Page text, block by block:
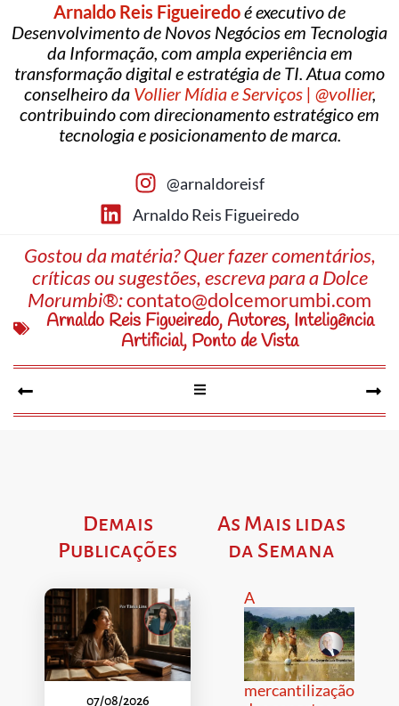
Arnaldo Reis Figueiredoé executivo de
Desenvolvimento de Novos Negócios em Tecnologia
da Informação, com ampla experiência em
transformação digital e estratégia de TI. Atua como
conselheiro da Vollier Mídia e Serviços | @vollier,
contribuindo com direcionamento estratégico em
tecnologia e posicionamento de marca.
@arnaldoreisf
Arnaldo Reis Figueiredo
Gostou da matéria? Quer fazer comentários,
críticas ou sugestões, escreva para a Dolce
Morumbi®:contato@dolcemorumbi.com
Arnaldo Reis Figueiredo,Autores, Inteligência
Artificial, Ponto de Vista
Demais
Publicações
07/08/2026
As Mais lidas
da Semana
A
mercantilização